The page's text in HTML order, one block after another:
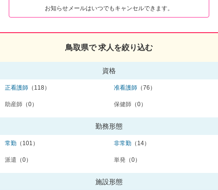
お知らせメールはいつでもキャンセルできます。
鳥取県で 求人を絞り込む
資格
正看護師 （118） 准看護師 （76）
助産師 （0） 保健師 （0）
勤務形態
常勤 （101） 非常勤 （14）
派遣 （0） 単発 （0）
施設形態